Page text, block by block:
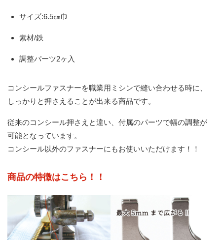
サイズ:6.5㎝巾
素材/鉄
調整パーツ2ヶ入
コンシールファスナーを職業用ミシンで縫い合わせる時に、
しっかりと押さえることが出来る商品です。
従来のコンシール押さえと違い、付属のパーツで幅の調整が
可能となっています。
コンシール以外のファスナーにもお使いいただけます！！
商品の特徴はこちら！！